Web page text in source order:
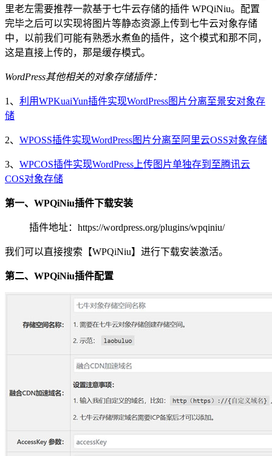
里老左需要推荐一款基于七牛云存储的插件 WPQiNiu。配置
完毕之后可以实现将图片等静态资源上传到七牛云对象存储
中，以前我们可能有熟悉水煮鱼的插件，这个模式和那不同，
这是直接上传的，那是缓存模式。
WordPress其他相关的对象存储插件：
1、 利用WPKuaiYun插件实现WordPress图片分离至景安对象存
储
2、 WPOSS插件实现WordPress图片分离至阿里云OSS对象存储
3、 WPCOS插件实现WordPress上传图片单独存到至腾讯云
COS对象存储
第一、WPQiNiu插件下载安装
插件地址：https://wordpress.org/plugins/wpqiniu/
我们可以直接搜索【WPQiNiu】进行下载安装激活。
第二、WPQiNiu插件配置